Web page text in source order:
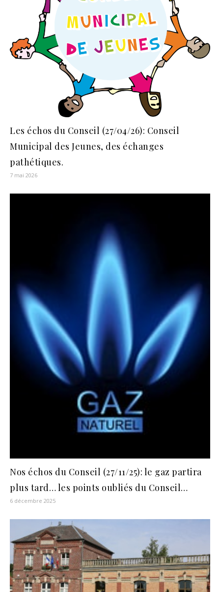
Les échos du Conseil (27/04/26): Conseil
Municipal des Jeunes, des échanges
pathétiques.
7 mai 2026
Nos échos du Conseil (27/11/25): le gaz partira
plus tard… les points oubliés du Conseil…
6 décembre 2025